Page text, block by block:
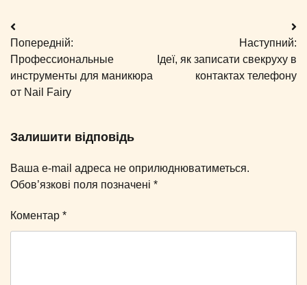
Навігація
записів
Попередній:
Профессиональные
инструменты для маникюра
от Nail Fairy
Наступний:
Ідеї, як записати свекруху в
контактах телефону
Залишити відповідь
Ваша e-mail адреса не оприлюднюватиметься.
Обов’язкові поля позначені *
Коментар *